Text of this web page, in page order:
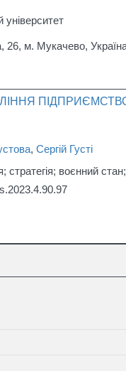
26, м. Мукачево,
, Сергій Густі
стратегія; воєнний